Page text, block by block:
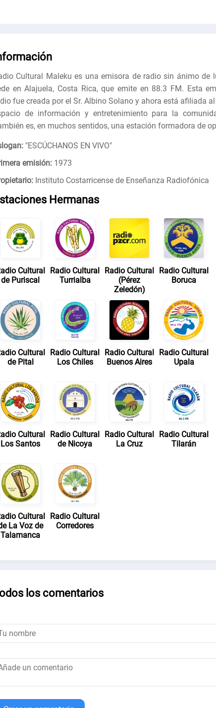
Cultural Maleku es una emisora de radio sin ánimo de
en Alajuela, Costa Rica, que emite en 88.3 FM. Esta
fue creada por el Sr. Albino Solano y ahora está afiliada al
de información y entretenimiento para la
es, en muchos sentidos, una estación formadora de
"ESCÚCHANOS EN VIVO"
emisión: 1973
Instituto Costarricense de Enseñanza Radiofónica
Hermanas
Cultural
de Puriscal
Radio Cultural
Turrialba
Radio Cultural
(Pérez
Zeledón)
Radio Cultural
Boruca
Cultural
de Pital
Radio Cultural
Los Chiles
Radio Cultural
Buenos Aires
Radio Cultural
Upala
Cultural
Los Santos
Radio Cultural
de Nicoya
Radio Cultural
La Cruz
Radio Cultural
Tilarán
Cultural
La Voz de
Talamanca
Radio Cultural
Corredores
los comentarios